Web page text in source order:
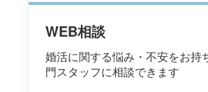
WEB相談
婚活に関する悩み・不安をお持
門スタッフに相談できます